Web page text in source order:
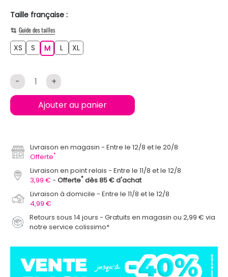
Taille française :
Guide des tailles
XS S MM L XL
- +
Ajouter au panier
Livraison en magasin
Entre le 12/8 et le 20/8
Offerte*
Livraison en point relais
Entre le 11/8 et le 12/8
3,99 €
Offerte* dès 85 € d'achat
Livraison à domicile
Entre le 11/8 et le 12/8
4,99 €
Retours sous 14 jours - Gratuits en magasin ou 2,99 € via
notre service colissimo*